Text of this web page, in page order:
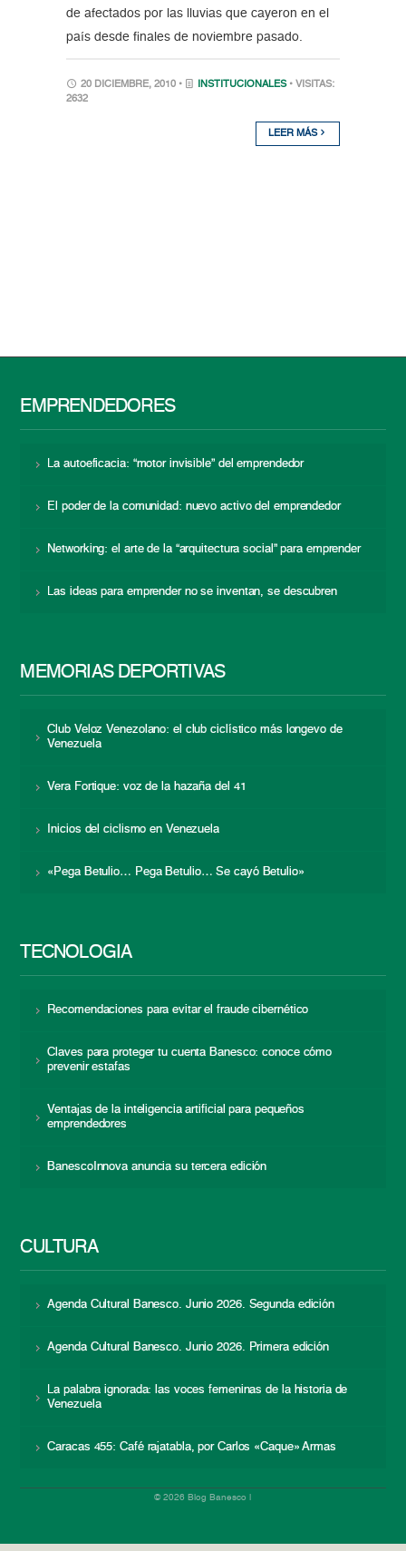
de afectados por las lluvias que cayeron en el
país desde finales de noviembre pasado.
20 DICIEMBRE, 2010 • INSTITUCIONALES • VISITAS:
2632
LEER MÁS
EMPRENDEDORES
La autoeficacia: “motor invisible” del emprendedor
El poder de la comunidad: nuevo activo del emprendedor
Networking: el arte de la “arquitectura social” para emprender
Las ideas para emprender no se inventan, se descubren
MEMORIAS DEPORTIVAS
Club Veloz Venezolano: el club ciclístico más longevo de
Venezuela
Vera Fortique: voz de la hazaña del 41
Inicios del ciclismo en Venezuela
«Pega Betulio… Pega Betulio… Se cayó Betulio»
TECNOLOGÍA
Recomendaciones para evitar el fraude cibernético
Claves para proteger tu cuenta Banesco: conoce cómo
prevenir estafas
Ventajas de la inteligencia artificial para pequeños
emprendedores
BanescoInnova anuncia su tercera edición
CULTURA
Agenda Cultural Banesco. Junio 2026. Segunda edición
Agenda Cultural Banesco. Junio 2026. Primera edición
La palabra ignorada: las voces femeninas de la historia de
Venezuela
Caracas 455: Café rajatabla, por Carlos «Caque» Armas
© 2026 Blog Banesco |